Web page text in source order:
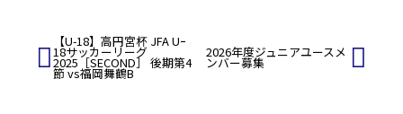
【U-18】高円宮杯 JFA Uｰ
18サッカーリーグ
2025［SECOND］ 後期第4
節 vs福岡舞鶴B
2026年度ジュニアユースメ
ンバー募集